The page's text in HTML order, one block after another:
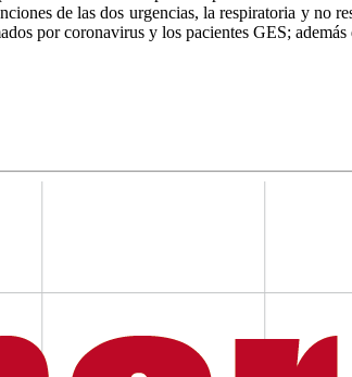
de las dos urgencias, la respiratoria y no
por coronavirus y los pacientes GES;